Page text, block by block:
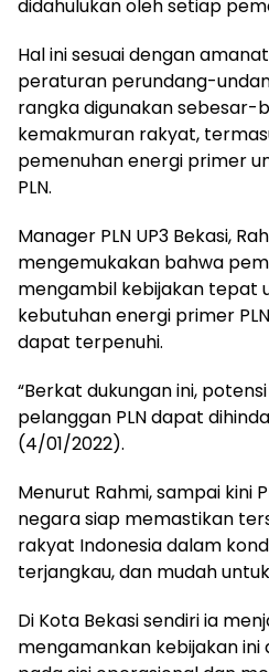
didahulukan oleh setiap
Hal ini sesuai dengan
peraturan perundang-
rangka digunakan sebesar-
kemakmuran rakyat,
pemenuhan energi primer
PLN.
Manager PLN UP3 Bekasi,
mengemukakan bahwa
mengambil kebijakan tepat
kebutuhan energi primer
dapat terpenuhi.
“Berkat dukungan ini,
pelanggan PLN dapat
(4/01/2022).
Menurut Rahmi, sampai kini
negara siap memastikan
rakyat Indonesia dalam
terjangkau, dan mudah
Di Kota Bekasi sendiri ia
mengamankan kebijakan